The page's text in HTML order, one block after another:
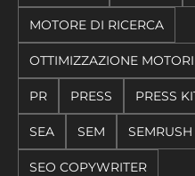
MOTORE DI RICERCA
OTTIMIZZAZIONE
PR PRESS PRESS
SEA SEM SEMRUSH
SEO COPYWRITER